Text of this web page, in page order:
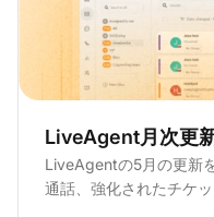
LiveAgent月次更
LiveAgentの5月の更新
通話、強化されたチケ